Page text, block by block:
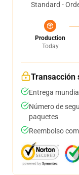
Standard -
Production
Today
Transacción
Entrega
Número de
paquetes
Reembolso